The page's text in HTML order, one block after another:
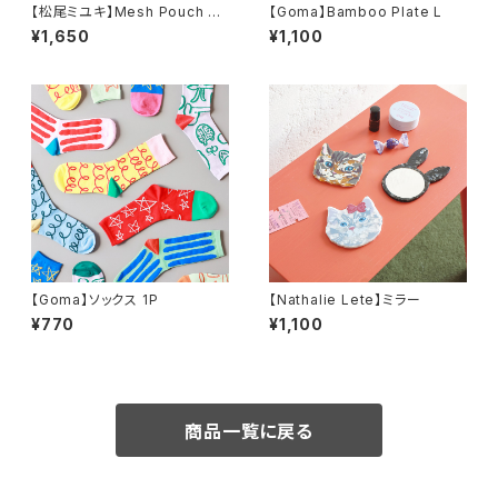
【松尾ミユキ】Mesh Pouch メ
ッシュポーチ
¥1,650
【Goma】Bamboo Plate L
¥1,100
【Goma】ソックス 1P
¥770
【Nathalie Lete】ミラー
¥1,100
商品一覧に戻る